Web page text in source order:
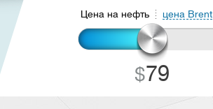
Цена на нефть цена Brent
79